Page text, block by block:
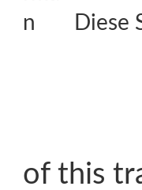
Diese
of this